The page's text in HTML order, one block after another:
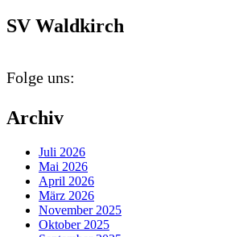
SV Waldkirch
Folge uns:
Archiv
Juli 2026
Mai 2026
April 2026
März 2026
November 2025
Oktober 2025